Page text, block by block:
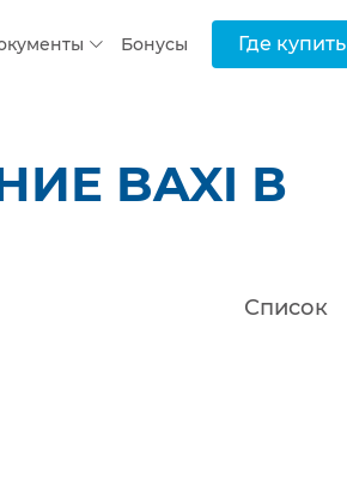
Бонусы Где купить
BAXI В
Список